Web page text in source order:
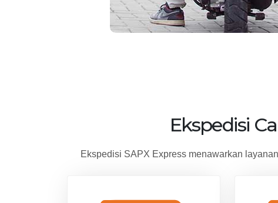
Ekspedisi
Ekspedisi SAPX Express menawarkan